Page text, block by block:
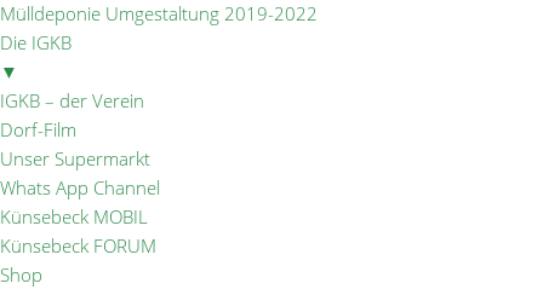
Mülldeponie Umgestaltung 2019-2022
Die IGKB
▼
IGKB – der Verein
Dorf-Film
Unser Supermarkt
Whats App Channel
Künsebeck MOBIL
Künsebeck FORUM
Shop